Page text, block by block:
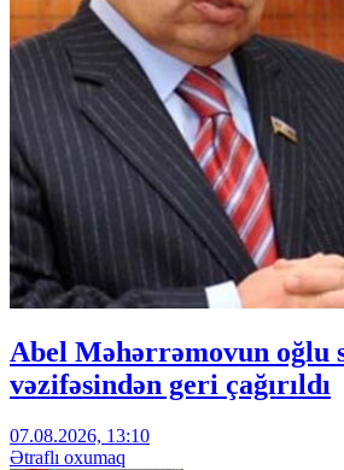
Abel Məhərrəmovun oğlu
vəzifəsindən geri çağırıldı
07.08.2026, 13:10
Ətraflı oxumaq